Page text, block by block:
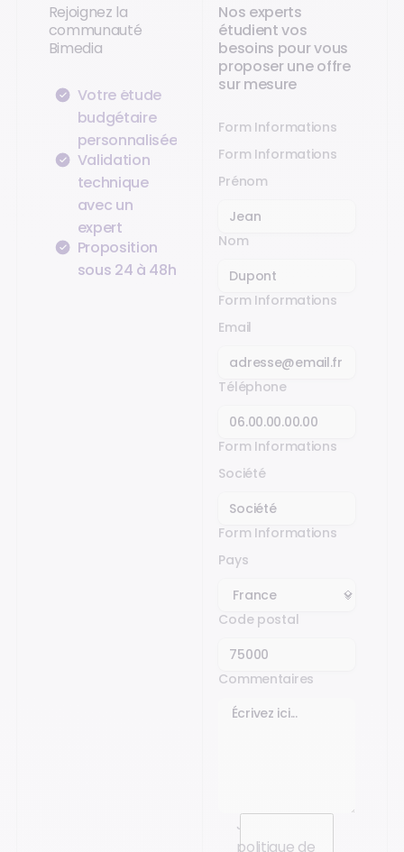
Rejoignez la
communauté
Bimedia
Votre étude
budgétaire
personnalisée
Validation
technique
avec un
expert
Proposition
sous 24 à 48h
Nos experts
étudient vos
besoins pour vous
proposer une offre
sur mesure
Form Informations
Form Informations
Prénom
Nom
Form Informations
Email
Téléphone
Form Informations
Société
Form Informations
Pays
Code postal
Commentaires
J’accepte la
politique de